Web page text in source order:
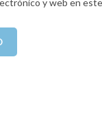
y web en